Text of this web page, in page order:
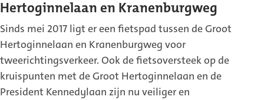
Hertoginnelaan en Kranenburgweg
Sinds mei 2017 ligt er een fietspad tussen de Groot
Hertoginnelaan en Kranenburgweg voor
tweerichtingsverkeer. Ook de fietsoversteek op de
kruispunten met de Groot Hertoginnelaan en de
President Kennedylaan zijn nu veiliger en